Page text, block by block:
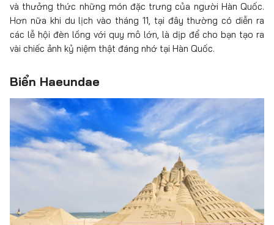
và thưởng thức những món đặc trưng của người Hàn Quốc.
Hơn nữa khi du lịch vào tháng 11, tại đây thường có diễn ra
các lễ hội đèn lồng với quy mô lớn, là dịp để cho bạn tạo ra
vài chiếc ảnh kỷ niệm thật đáng nhớ tại Hàn Quốc.
Biển Haeundae